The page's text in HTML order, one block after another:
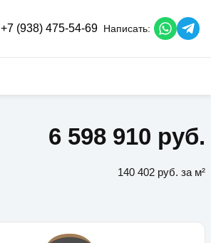
+7 (938) 475-54-69 Написать:
6 598 910 руб.
140 402 руб. за м²